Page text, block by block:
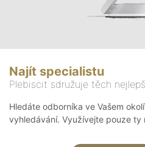
Najít specialistu
Plebiscit sdružuje těch
Hledáte odborníka ve Vašem
vyhledávání. Využívejte pouze ty